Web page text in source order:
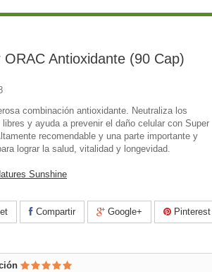
ORAC Antioxidante (90 Cap)
combinación antioxidante. Neutraliza los
libres y ayuda a prevenir el daño celular con Super
recomendable y una parte importante y
lograr la salud, vitalidad y longevidad.
Sunshine
Compartir Google+ Pinterest